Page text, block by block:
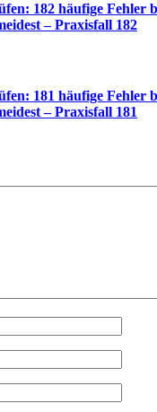
182 häufige Fehler
– Praxisfall 182
181 häufige Fehler
– Praxisfall 181